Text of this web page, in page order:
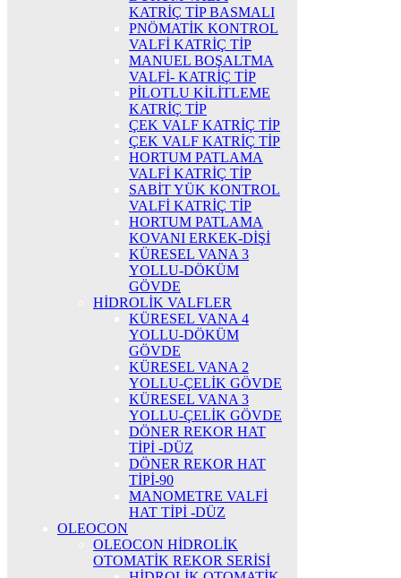
KATRİÇ TİP BASMALI
PNÖMATİK KONTROL
VALFİ KATRİÇ TİP
MANUEL BOŞALTMA
VALFİ- KATRİÇ TİP
PİLOTLU KİLİTLEME
KATRİÇ TİP
ÇEK VALF KATRİÇ TİP
ÇEK VALF KATRİÇ TİP
HORTUM PATLAMA
VALFİ KATRİÇ TİP
SABİT YÜK KONTROL
VALFİ KATRİÇ TİP
HORTUM PATLAMA
KOVANI ERKEK-DİŞİ
KÜRESEL VANA 3
YOLLU-DÖKÜM
GÖVDE
HİDROLİK VALFLER
KÜRESEL VANA 4
YOLLU-DÖKÜM
GÖVDE
KÜRESEL VANA 2
YOLLU-ÇELİK GÖVDE
KÜRESEL VANA 3
YOLLU-ÇELİK GÖVDE
DÖNER REKOR HAT
TİPİ -DÜZ
DÖNER REKOR HAT
TİPİ-90
MANOMETRE VALFİ
HAT TİPİ -DÜZ
OLEOCON
OLEOCON HİDROLİK
OTOMATİK REKOR SERİSİ